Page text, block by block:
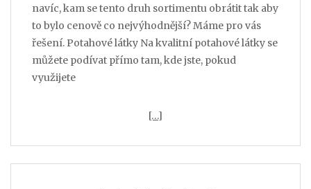
navíc, kam se tento druh sortimentu obrátit tak aby
to bylo cenově co nejvýhodnější? Máme pro vás
řešení. Potahové látky Na kvalitní potahové látky se
můžete podívat přímo tam, kde jste, pokud
využijete
[…]